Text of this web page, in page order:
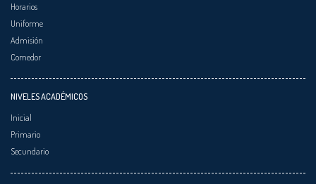
Horarios
Uniforme
Admisión
Comedor
NIVELES ACADÉMICOS
Inicial
Primario
Secundario